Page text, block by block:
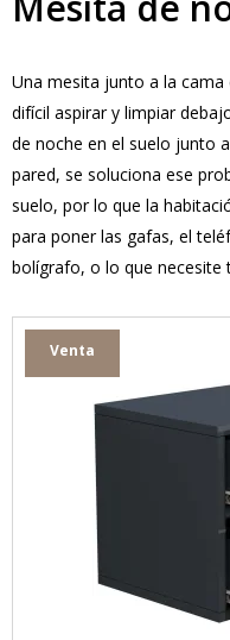
Una mesita junto a la cama
difícil aspirar y limpiar
de noche en el suelo junto
pared, se soluciona ese
suelo, por lo que la
para poner las gafas, el
bolígrafo, o lo que necesite
Venta